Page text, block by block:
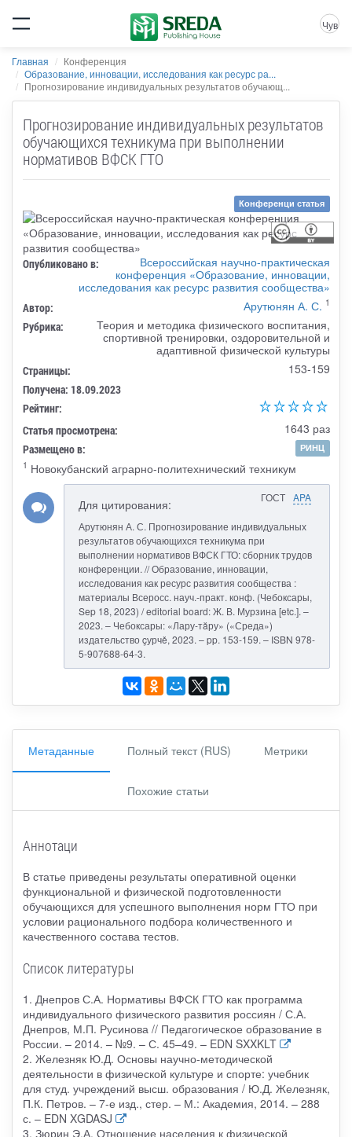
Чув
Главная
Конференция
Образование, инновации, исследования как ресурс ра...
Прогнозирование индивидуальных результатов обучающ...
Прогнозирование индивидуальных результатов
обучающихся техникума при выполнении
нормативов ВФСК ГТО
Конференци статья
Опубликовано в:
Всероссийская научно-практическая
конференция «Образование, инновации,
исследования как ресурс развития сообщества»
Автор: Арутюнян А. С. 1
Рубрика:
Теория и методика физического воспитания,
спортивной тренировки, оздоровительной и
адаптивной физической культуры
Страницы: 153-159
Получена: 18.09.2023
Рейтинг:
Статья просмотрена:
1643 раз
Размещено в:
РИНЦ
1 Новокубанский аграрно-политехнический техникум
ГОСТ APA
Для цитирования:
Арутюнян А. С. Прогнозирование индивидуальных
результатов обучающихся техникума при
выполнении нормативов ВФСК ГТО: сборник трудов
конференции. // Образование, инновации,
исследования как ресурс развития сообщества :
материалы Всеросс. науч.-практ. конф. (Чебоксары,
Sep 18, 2023) / editorial board: Ж. В. Мурзина [etc.]. –
2023. – Чебоксары: «Лару-тăру» («Среда»)
издательство çурчě, 2023. – pp. 153-159. – ISBN 978-
5-907688-64-3.
Метаданные Полный текст (RUS) Метрики
Похожие статьи
Аннотаци
В статье приведены результаты оперативной оценки
функциональной и физической подготовленности
обучающихся для успешного выполнения норм ГТО при
условии рационального подбора количественного и
качественного состава тестов.
Список литературы
1. Днепров С.А. Нормативы ВФСК ГТО как программа
индивидуального физического развития россиян / С.А.
Днепров, М.П. Русинова // Педагогическое образование в
России. – 2014. – №9. – С. 45–49. – EDN SXXKLT
2. Железняк Ю.Д. Основы научно-методической
деятельности в физической культуре и спорте: учебник
для студ. учреждений высш. образования / Ю.Д. Железняк,
П.К. Петров. – 7-е изд., стер. – М.: Академия, 2014. – 288
с. – EDN XGDASJ
3. Зюрин Э.А. Отношение населения к физической